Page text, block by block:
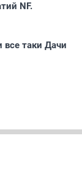
NF.
таки Дачи